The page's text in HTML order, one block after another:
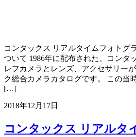
コンタックス リアルタイムフォトグ
ついて 1986年に配布された、コンタ
レフカメラとレンズ、アクセサリー
ク総合カメラカタログです。 この当
[…]
2018年12月17日
コンタックス リアルタ